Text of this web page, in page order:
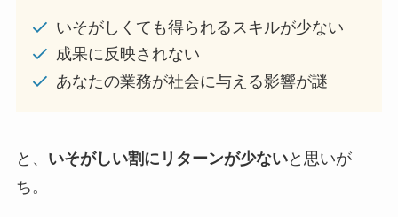
いそがしくても得られるスキルが少ない
成果に反映されない
あなたの業務が社会に与える影響が謎
と、 いそがしい割にリターンが少ないと思いが
ち。